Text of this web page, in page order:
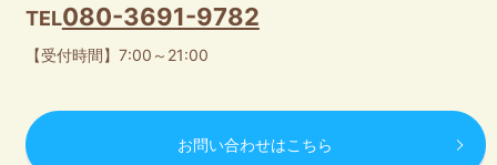
TEL080-3691-9782
【受付時間】7:00～21:00
お問い合わせはこちら